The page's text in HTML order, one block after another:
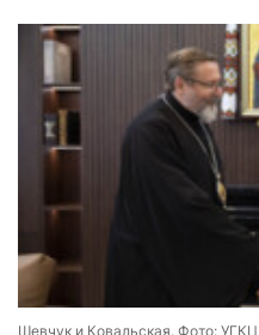
Шевчук и Ковальская. Фото: УГКЦ